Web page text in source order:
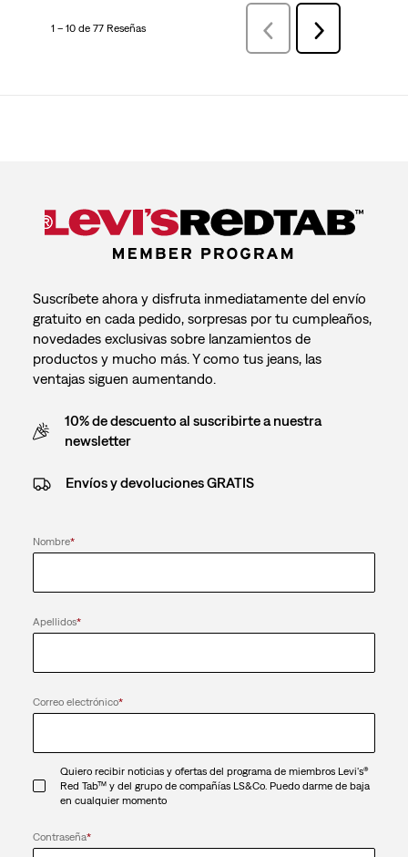
1 – 10 de 77 Reseñas AnteriorReseñasSiguiente
Reseñas
Suscríbete ahora y disfruta inmediatamente del envío
gratuito en cada pedido, sorpresas por tu cumpleaños,
novedades exclusivas sobre lanzamientos de
productos y mucho más. Y como tus jeans, las
ventajas siguen aumentando.
10% de descuento al suscribirte a nuestra
newsletter
Envíos y devoluciones GRATIS
Nombre*
Apellidos*
Correo electrónico*
Quiero recibir noticias y ofertas del programa de miembros Levi's®
Red Tab™ y del grupo de compañías LS&Co. Puedo darme de baja
en cualquier momento
Contraseña*